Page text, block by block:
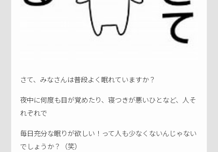
さて、みなさんは普段よく眠れていますか？
夜中に何度も目が覚めたり、寝つきが悪いひとなど、人そ
れぞれで
毎日充分な眠りが欲しい！って人も少なくないんじゃない
でしょうか？（笑）